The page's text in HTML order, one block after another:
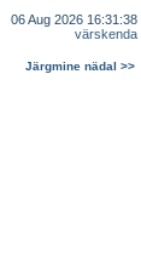
06 Aug 2026 16:31:38
värskenda
Järgmine nädal >>